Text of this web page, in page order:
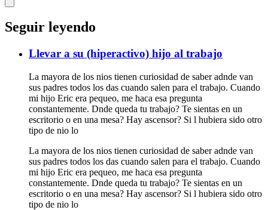
Seguir leyendo
Llevar a su (hiperactivo) hijo al trabajo
La mayora de los nios tienen curiosidad de saber adnde van
sus padres todos los das cuando salen para el trabajo. Cuando
mi hijo Eric era pequeo, me haca esa pregunta
constantemente. Dnde queda tu trabajo? Te sientas en un
escritorio o en una mesa? Hay ascensor? Si l hubiera sido otro
tipo de nio lo
La mayora de los nios tienen curiosidad de saber adnde van
sus padres todos los das cuando salen para el trabajo. Cuando
mi hijo Eric era pequeo, me haca esa pregunta
constantemente. Dnde queda tu trabajo? Te sientas en un
escritorio o en una mesa? Hay ascensor? Si l hubiera sido otro
tipo de nio lo